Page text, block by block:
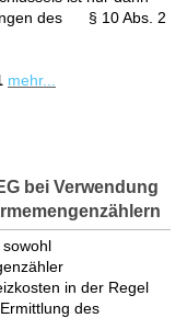
des § 10 Abs. 2
mehr...
bei Verwendung
in der Regel
des